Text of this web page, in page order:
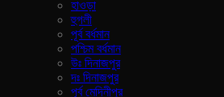
হাওড়া
হুগলী
পূর্ব বর্ধমান
পশ্চিম বর্ধমান
উঃ দিনাজপুর
দঃ দিনাজপুর
পূর্ব মেদিনীপুর